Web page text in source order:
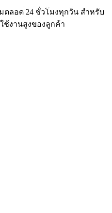
ลอด 24 ชั่วโมงทุกวัน สำหรับ
ช้งานสูงของลูกค้า